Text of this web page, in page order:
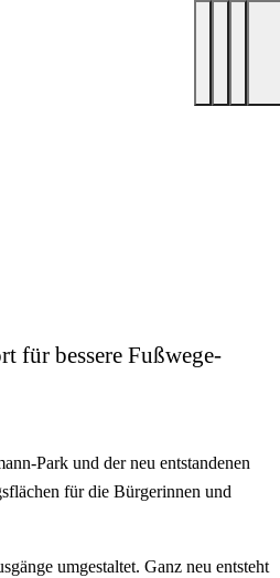
für bessere Fußwege-
Park und der neu entstandenen
für die Bürgerinnen und
umgestaltet. Ganz neu entsteht